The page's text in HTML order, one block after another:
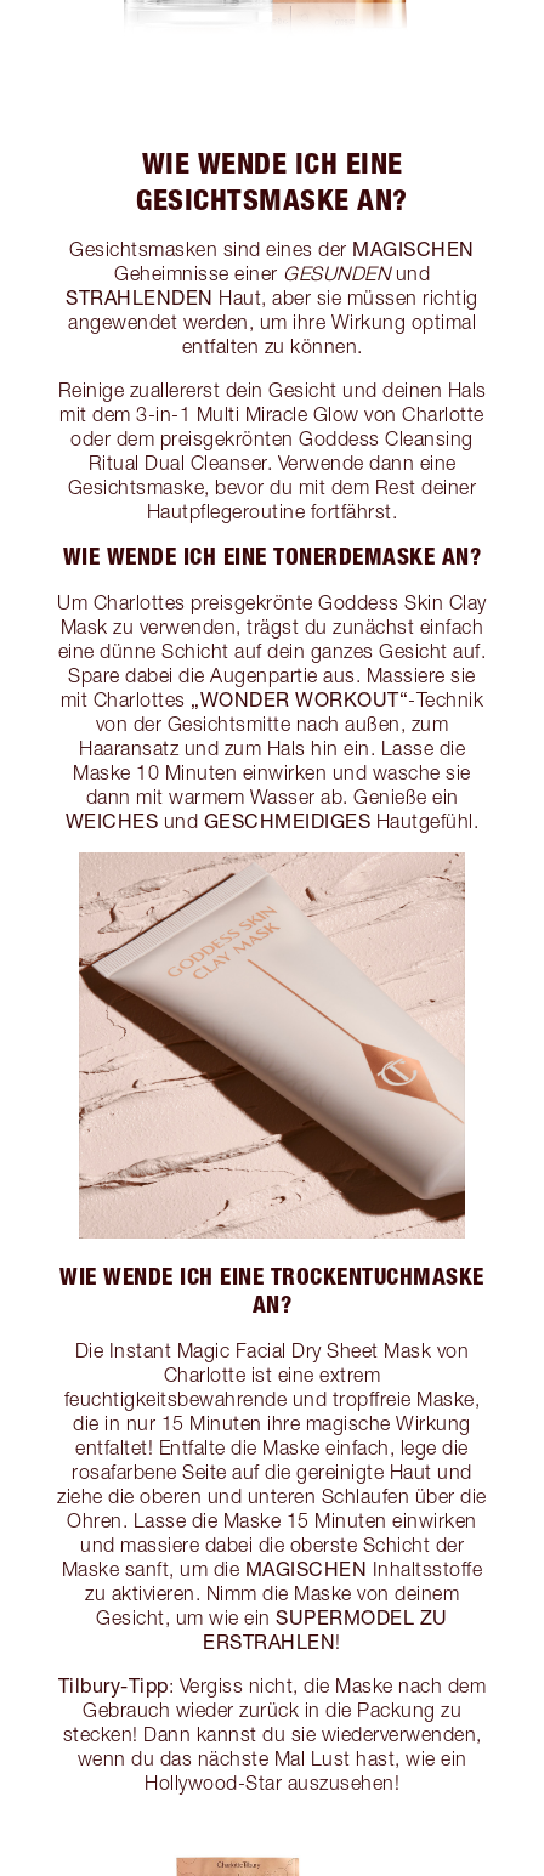
WIE WENDE ICH EINE
GESICHTSMASKE AN?
Gesichtsmasken sind eines der MAGISCHEN
Geheimnisse einer GESUNDENund
STRAHLENDEN Haut, aber sie müssen richtig
angewendet werden, um ihre Wirkung optimal
entfalten zu können.
Reinige zuallererst dein Gesicht und deinen Hals
mit dem 3-in-1 Multi Miracle Glow von Charlotte
oder dem preisgekrönten Goddess Cleansing
Ritual Dual Cleanser. Verwende dann eine
Gesichtsmaske, bevor du mit dem Rest deiner
Hautpflegeroutine fortfährst.
WIE WENDE ICH EINE TONERDEMASKE AN?
Um Charlottes preisgekrönte Goddess Skin Clay
Mask zu verwenden, trägst du zunächst einfach
eine dünne Schicht auf dein ganzes Gesicht auf.
Spare dabei die Augenpartie aus. Massiere sie
mit Charlottes „WONDER WORKOUT“-Technik
von der Gesichtsmitte nach außen, zum
Haaransatz und zum Hals hin ein. Lasse die
Maske 10 Minuten einwirken und wasche sie
dann mit warmem Wasser ab. Genieße ein
WEICHES und GESCHMEIDIGES Hautgefühl.
WIE WENDE ICH EINE TROCKENTUCHMASKE
AN?
Die Instant Magic Facial Dry Sheet Mask von
Charlotte ist eine extrem
feuchtigkeitsbewahrende und tropffreie Maske,
die in nur 15 Minuten ihre magische Wirkung
entfaltet! Entfalte die Maske einfach, lege die
rosafarbene Seite auf die gereinigte Haut und
ziehe die oberen und unteren Schlaufen über die
Ohren. Lasse die Maske 15 Minuten einwirken
und massiere dabei die oberste Schicht der
Maske sanft, um die MAGISCHEN Inhaltsstoffe
zu aktivieren. Nimm die Maske von deinem
Gesicht, um wie einSUPERMODEL ZU
ERSTRAHLEN!
Tilbury-Tipp: Vergiss nicht, die Maske nach dem
Gebrauch wieder zurück in die Packung zu
stecken! Dann kannst du sie wiederverwenden,
wenn du das nächste Mal Lust hast, wie ein
Hollywood-Star auszusehen!